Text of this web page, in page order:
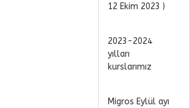
12 Ekim 2023 )
2023-2024
yılları
kurslarımız
Migros Eylül ayı